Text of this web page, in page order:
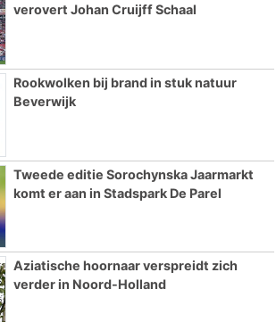
verovert Johan Cruijff Schaal
Rookwolken bij brand in stuk natuur
Beverwijk
Tweede editie Sorochynska Jaarmarkt
komt er aan in Stadspark De Parel
Aziatische hoornaar verspreidt zich
verder in Noord-Holland